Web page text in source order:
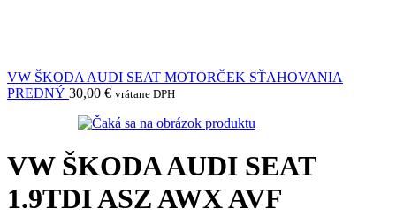
VW ŠKODA AUDI SEAT MOTORČEK SŤAHOVANIA
PREDNÝ 30,00 € vrátane DPH
VW ŠKODA AUDI SEAT
1.9TDI ASZ AWX AVF